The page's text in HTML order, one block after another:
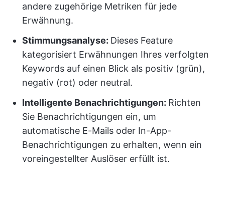
andere zugehörige Metriken für jede
Erwähnung.
Stimmungsanalyse: Dieses Feature
kategorisiert Erwähnungen Ihres verfolgten
Keywords auf einen Blick als positiv (grün),
negativ (rot) oder neutral.
Intelligente Benachrichtigungen: Richten
Sie Benachrichtigungen ein, um
automatische E-Mails oder In-App-
Benachrichtigungen zu erhalten, wenn ein
voreingestellter Auslöser erfüllt ist.